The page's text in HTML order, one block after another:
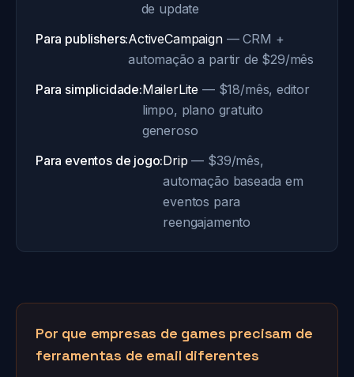
de update
Para publishers:ActiveCampaign— CRM +
automação a partir de $29/mês
Para simplicidade:MailerLite — $18/mês, editor
limpo, plano gratuito
generoso
Para eventos de jogo:Drip — $39/mês,
automação baseada em
eventos para
reengajamento
Por que empresas de games precisam de
ferramentas de email diferentes